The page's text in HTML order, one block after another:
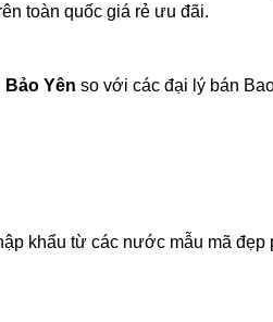
toàn quốc giá rẻ ưu đãi.
Yên so với các đại lý bán
khẩu từ các nước mẫu mã đẹp